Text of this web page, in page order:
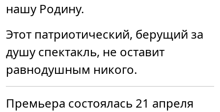
нашу Родину.
Этот патриотический, берущий за
душу спектакль, не оставит
равнодушным никого.
Премьера состоялась 21 апреля